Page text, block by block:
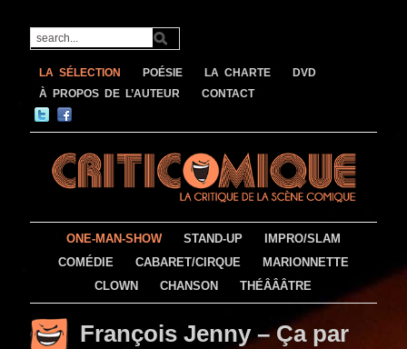
LA SÉLECTION POÉSIE LA CHARTE
DVD
À PROPOS DE L’AUTEUR
CONTACT
ONE-MAN-SHOW STAND-UP
IMPRO/SLAM
COMÉDIE
CABARET/CIRQUE
MARIONNETTE
CLOWN
CHANSON THÉÂÂÂTRE
François Jenny – Ça par